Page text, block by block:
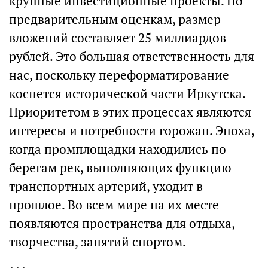
предварительным оценкам, размер
вложений составляет 25 миллиардов
рублей. Это большая ответственность для
нас, поскольку переформатирование
коснется исторической части Иркутска.
Приоритетом в этих процессах являются
интересы и потребности горожан. Эпоха,
когда промплощадки находились по
берегам рек, выполняющих функцию
транспортных артерий, уходит в
прошлое. Во всем мире на их месте
появляются пространства для отдыха,
творчества, занятий спортом.